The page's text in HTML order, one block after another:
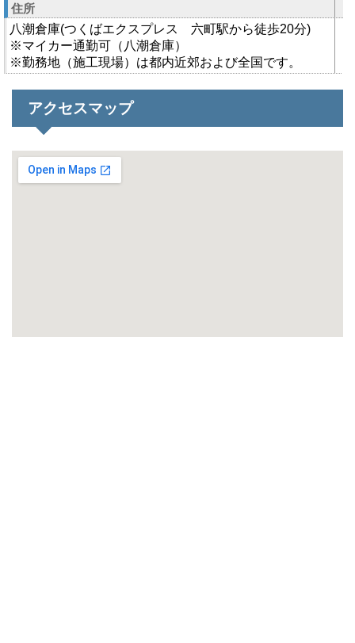
住所
八潮倉庫(つくばエクスプレス 六町駅から徒歩20分)
※マイカー通勤可（八潮倉庫）
※勤務地（施工現場）は都内近郊および全国です。
アクセスマップ